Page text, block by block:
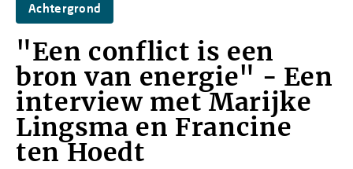
Achtergrond
"Een conflict is een
bron van energie" - Een
interview met Marijke
Lingsma en Francine
ten Hoedt